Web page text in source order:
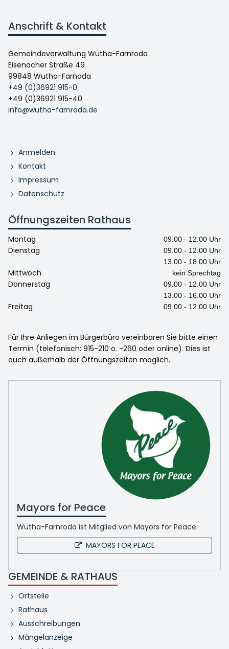
Anschrift & Kontakt
Gemeindeverwaltung Wutha-Farnroda
Eisenacher Straße 49
99848 Wutha-Farnoda
+49 (0)36921 915-0
+49 (0)36921 915-40
info@wutha-farnroda.de
Anmelden
Kontakt
Impressum
Datenschutz
Öffnungszeiten Rathaus
Montag 09.00 - 12.00 Uhr
Dienstag
09.00 - 12.00 Uhr
13.00 - 18.00 Uhr
Mittwoch kein Sprechtag
Donnerstag
09.00 - 12.00 Uhr
13.00 - 16.00 Uhr
Freitag 09.00 - 12.00 Uhr
Für Ihre Anliegen im Bürgerbüro vereinbaren Sie bitte einen
Termin (telefonisch: 915-210 o. -260 oder online). Dies ist
auch außerhalb der Öffnungszeiten möglich.
Mayors for Peace
Wutha-Farnroda ist Mitglied von Mayors for Peace.
MAYORS FOR PEACE
GEMEINDE & RATHAUS
Ortsteile
Rathaus
Ausschreibungen
Mängelanzeige